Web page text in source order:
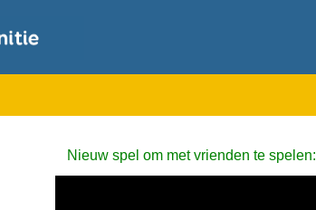
Nieuw spel om met vrienden te spelen: